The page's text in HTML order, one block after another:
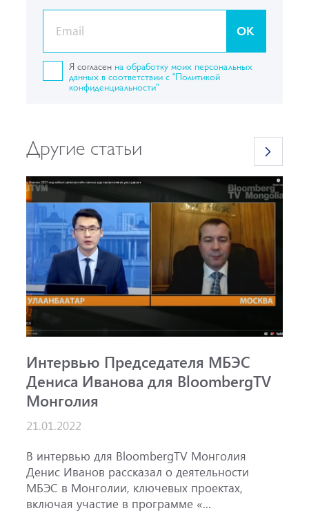
OK
Я согласен на обработку моих персональных
данных в соответствии с "Политикой
конфиденциальности"
Другие статьи
Интервью Председателя МБЭС
Дениса Иванова для BloombergTV
Монголия
21.01.2022
В интервью для BloombergTV Монголия
Денис Иванов рассказал о деятельности
МБЭС в Монголии, ключевых проектах,
включая участие в программе «...